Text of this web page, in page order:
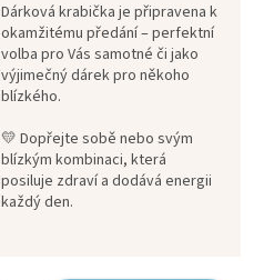
Dárková krabička je připravena k
okamžitému předání – perfektní
volba pro Vás samotné či jako
výjimečný dárek pro někoho
blízkého.
💛 Dopřejte sobě nebo svým
blízkým kombinaci, která
posiluje zdraví a dodává energii
každý den.